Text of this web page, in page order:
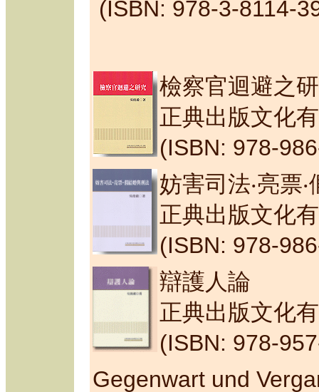
(ISBN: 978-3-8114-
檢察官迴避之
正典出版文化
(ISBN: 978-
妨害司法‧亮票
正典出版文化
(ISBN: 978-
辯護人論
正典出版文化
(ISBN: 978-
Gegenwart und